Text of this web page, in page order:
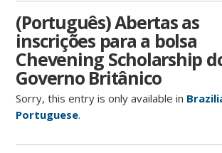
(Português) Abertas as
inscrições para a bolsa
Chevening Scholarship
Governo Britânico
Sorry, this entry is only available in
Portuguese.